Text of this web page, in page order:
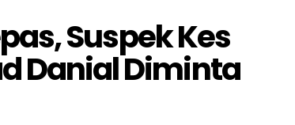
Suspek Kes
Danial Diminta